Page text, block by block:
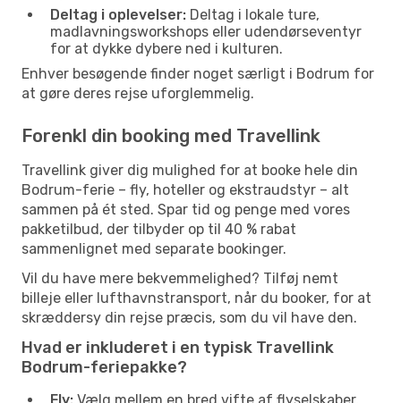
Deltag i oplevelser: Deltag i lokale ture,
madlavningsworkshops eller udendørseventyr
for at dykke dybere ned i kulturen.
Enhver besøgende finder noget særligt i Bodrum for
at gøre deres rejse uforglemmelig.
Forenkl din booking med Travellink
Travellink giver dig mulighed for at booke hele din
Bodrum-ferie – fly, hoteller og ekstraudstyr – alt
sammen på ét sted. Spar tid og penge med vores
pakketilbud, der tilbyder op til 40 % rabat
sammenlignet med separate bookinger.
Vil du have mere bekvemmelighed? Tilføj nemt
billeje eller lufthavnstransport, når du booker, for at
skræddersy din rejse præcis, som du vil have den.
Hvad er inkluderet i en typisk Travellink
Bodrum-feriepakke?